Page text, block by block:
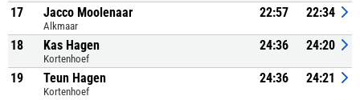
17 Jacco Moolenaar
Alkmaar
22:57 22:34
18 Kas Hagen
Kortenhoef
24:36 24:20
19 Teun Hagen
Kortenhoef
24:36 24:21